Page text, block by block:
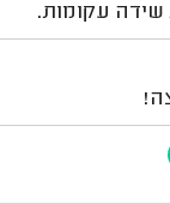
שידה עקומות.